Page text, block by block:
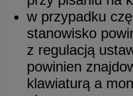
w przypadku
stanowisko
z regulacją
powinien
klawiaturą a